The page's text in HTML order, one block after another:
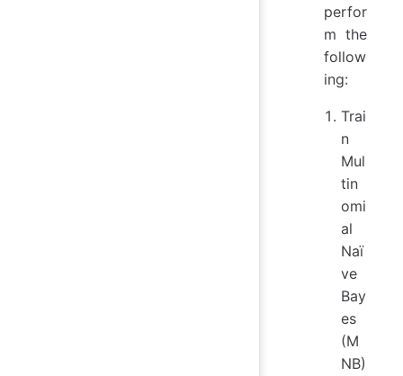
perfor
m the
follow
ing:
Trai
n
Mul
tin
omi
al
Naï
ve
Bay
es
(M
NB)